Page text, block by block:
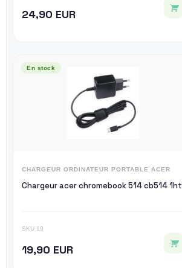
24,90 EUR
En stock
CHARGEUR ORDINATEUR PORTABLE ACER
Chargeur acer chromebook 514 cb514 1ht
SKU 19
19,90 EUR